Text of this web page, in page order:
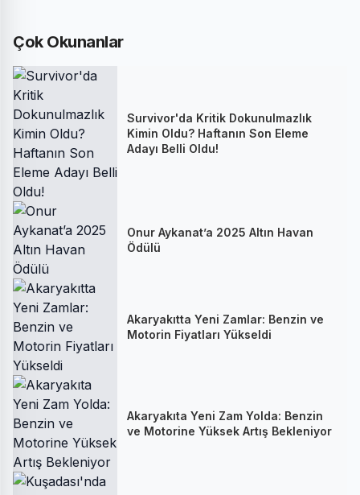
Çok Okunanlar
Survivor'da Kritik Dokunulmazlık
Kimin Oldu? Haftanın Son Eleme
Adayı Belli Oldu!
Onur Aykanat’a 2025 Altın Havan
Ödülü
Akaryakıtta Yeni Zamlar: Benzin ve
Motorin Fiyatları Yükseldi
Akaryakıta Yeni Zam Yolda: Benzin
ve Motorine Yüksek Artış Bekleniyor